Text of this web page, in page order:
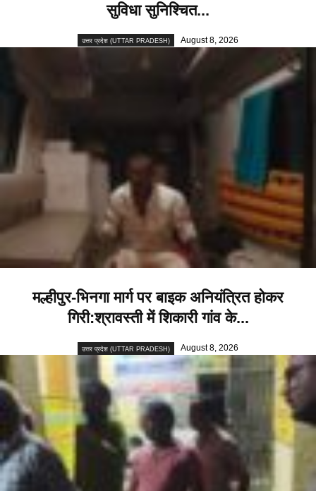
सुविधा सुनिश्चित...
उत्तर प्रदेश (UTTAR PRADESH) August 8, 2026
मल्हीपुर-भिनगा मार्ग पर बाइक अनियंत्रित होकर
गिरी:श्रावस्ती में शिकारी गांव के...
उत्तर प्रदेश (UTTAR PRADESH) August 8, 2026